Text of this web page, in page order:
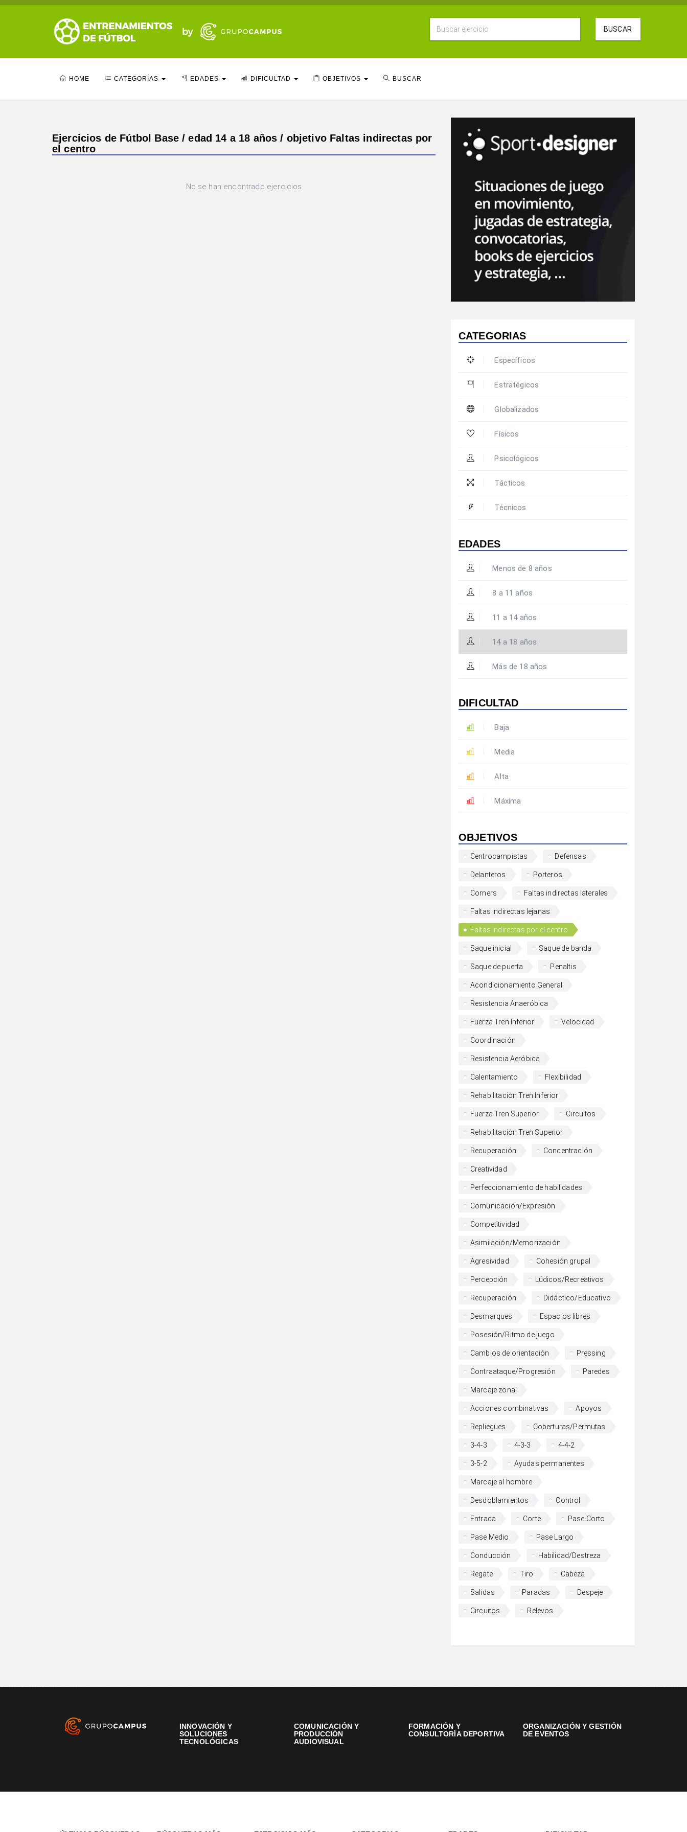
BUSCAR
HOME CATEGORÍAS EDADES DIFICULTAD OBJETIVOS BUSCAR
Ejercicios de Fútbol Base / edad 14 a 18 años / objetivo Faltas indirectas por
el centro
No se han encontrado ejercicios
CATEGORIAS
Específicos
Estratégicos
Globalizados
Físicos
Psicológicos
Tácticos
Técnicos
EDADES
Menos de 8 años
8 a 11 años
11 a 14 años
14 a 18 años
Más de 18 años
DIFICULTAD
Baja
Media
Alta
Máxima
OBJETIVOS
Centrocampistas Defensas
Delanteros Porteros
Corners Faltas indirectas laterales
Faltas indirectas lejanas
Faltas indirectas por el centro
Saque inicial Saque de banda
Saque de puerta Penaltis
Acondicionamiento General
Resistencia Anaeróbica
Fuerza Tren Inferior Velocidad
Coordinación
Resistencia Aeróbica
Calentamiento Flexibilidad
Rehabilitación Tren Inferior
Fuerza Tren Superior Circuitos
Rehabilitación Tren Superior
Recuperación Concentración
Creatividad
Perfeccionamiento de habilidades
Comunicación/Expresión
Competitividad
Asimilación/Memorización
Agresividad Cohesión grupal
Percepción Lúdicos/Recreativos
Recuperación Didáctico/Educativo
Desmarques Espacios libres
Posesión/Ritmo de juego
Cambios de orientación Pressing
Contraataque/Progresión Paredes
Marcaje zonal
Acciones combinativas Apoyos
Repliegues Coberturas/Permutas
3-4-3 4-3-3 4-4-2
3-5-2 Ayudas permanentes
Marcaje al hombre
Desdoblamientos Control
Entrada Corte Pase Corto
Pase Medio Pase Largo
Conducción Habilidad/Destreza
Regate Tiro Cabeza
Salidas Paradas Despeje
Circuitos Relevos
INNOVACIÓN Y
SOLUCIONES
TECNOLÓGICAS
COMUNICACIÓN Y
PRODUCCIÓN
AUDIOVISUAL
FORMACIÓN Y
CONSULTORÍA DEPORTIVA
ORGANIZACIÓN Y GESTIÓN
DE EVENTOS